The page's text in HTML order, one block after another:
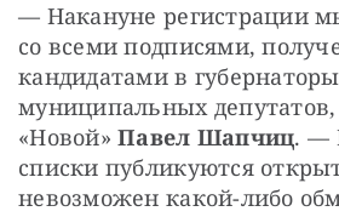
— Накануне регистрации
со всеми подписями,
кандидатами в
муниципальных
«Новой» Павел Шапчиц. —
списки публикуются
невозможен какой-либо